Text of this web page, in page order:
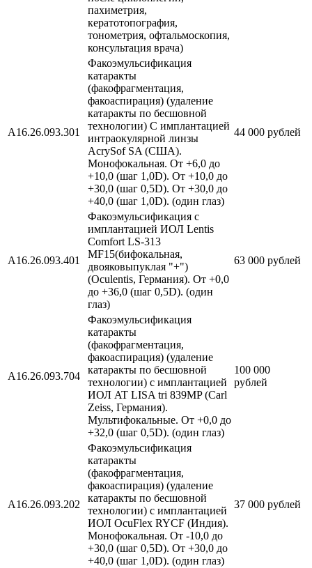
пахиметрия,
кератотопография,
тонометрия, офтальмоскопия,
консультация врача)
А16.26.093.301
Факоэмульсификация
катаракты
(факофрагментация,
факоаспирация) (удаление
катаракты по бесшовной
технологии) C имплантацией
интраокулярной линзы
AcrySof SA (США).
Монофокальная. От +6,0 до
+10,0 (шаг 1,0D). От +10,0 до
+30,0 (шаг 0,5D). От +30,0 до
+40,0 (шаг 1,0D). (один глаз)
44 000 рублей
А16.26.093.401
Факоэмульсификация с
имплантацией ИОЛ Lentis
Comfort LS-313
MF15(бифокальная,
двояковыпуклая "+")
(Oculentis, Германия). От +0,0
до +36,0 (шаг 0,5D). (один
глаз)
63 000 рублей
А16.26.093.704
Факоэмульсификация
катаракты
(факофрагментация,
факоаспирация) (удаление
катаракты по бесшовной
технологии) с имплантацией
ИОЛ AT LISA tri 839MP (Carl
Zeiss, Германия).
Мультифокальные. От +0,0 до
+32,0 (шаг 0,5D). (один глаз)
100 000
рублей
А16.26.093.202
Факоэмульсификация
катаракты
(факофрагментация,
факоаспирация) (удаление
катаракты по бесшовной
технологии) с имплантацией
ИОЛ OcuFlex RYCF (Индия).
Монофокальная. От -10,0 до
+30,0 (шаг 0,5D). От +30,0 до
+40,0 (шаг 1,0D). (один глаз)
37 000 рублей